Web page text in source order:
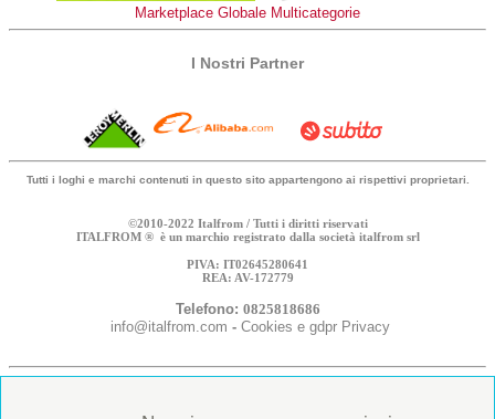
Marketplace Globale Multicategorie
I Nostri Partner
Tutti i loghi e marchi contenuti in questo sito appartengono ai rispettivi proprietari.
©2010-2022 Italfrom / Tutti i diritti riservati
ITALFROM ® è un marchio registrato dalla società italfrom srl
PIVA: IT02645280641
REA: AV-172779
Telefono: 0825818686
info@italfrom.com - Cookies e gdpr Privacy